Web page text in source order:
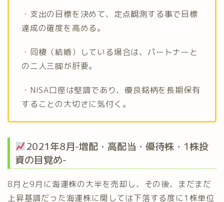
・支出の目標を決めて、定点観測する事で目標
達成の確度を高める。
・同棲（結婚）している場合は、パートナーと
の二人三脚が肝要。
・NISA口座は堅調であり、優良銘柄を長期保有
することの大切さに気付く。
2021年8月-増配・高配当・優待株・1株投
資の目覚め-
8月と9月に海運株の大半を売却し、その後、まだまだ
上昇基調だった海運株に関しては下落する度に1株単位